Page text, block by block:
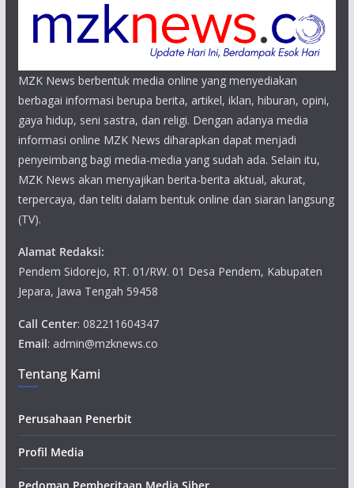
MZK News berbentuk media online yang menyediakan
berbagai informasi berupa berita, artikel, iklan, hiburan, opini,
gaya hidup, seni sastra, dan religi. Dengan adanya media
informasi online MZK News diharapkan dapat menjadi
penyeimbang bagi media-media yang sudah ada. Selain itu,
MZK News akan menyajikan berita-berita aktual, akurat,
terpercaya, dan teliti dalam bentuk online dan siaran langsung
(TV).
Alamat Redaksi:
Pendem Sidorejo, RT. 01/RW. 01 Desa Pendem, Kabupaten
Jepara, Jawa Tengah 59458
Call Center: 082211604347
Email: admin@mzknews.co
Tentang Kami
Perusahaan Penerbit
Profil Media